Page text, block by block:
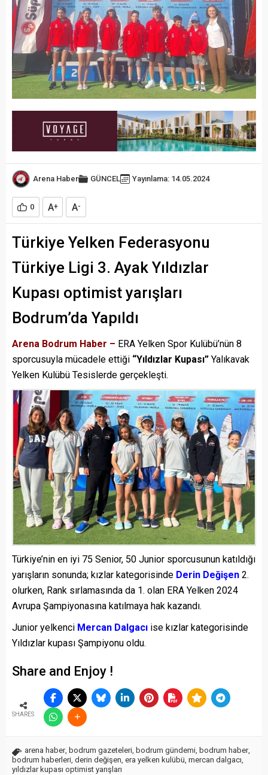
Arena Haber GÜNCEL Yayınlama: 14.05.2024
0 A+ A-
Türkiye Yelken Federasyonu
Türkiye Ligi 3. Ayak Yıldızlar
Kupası optimist yarışları
Bodrum’da Yapıldı
Arena Bodrum Haber – ERA Yelken Spor Kulübü’nün 8
sporcusuyla mücadele ettiği “Yıldızlar Kupası” Yalıkavak
Yelken Kulübü Tesislerde gerçekleşti.
Türkiye’nin en iyi 75 Senior, 50 Junior sporcusunun katıldığı
yarışların sonunda; kızlar kategorisinde Derin Değişen 2.
olurken, Rank sırlamasında da 1. olan ERA Yelken 2024
Avrupa Şampiyonasına katılmaya hak kazandı.
Junior yelkenci Mercan Dalgacı ise kızlar kategorisinde
Yıldızlar kupası Şampiyonu oldu.
Share and Enjoy !
SHARES
arena haber, bodrum gazeteleri, bodrum gündemi, bodrum haber,
bodrum haberleri, derin değişen, era yelken kulübü, mercan dalgacı,
yıldızlar kupası optimist yarışları